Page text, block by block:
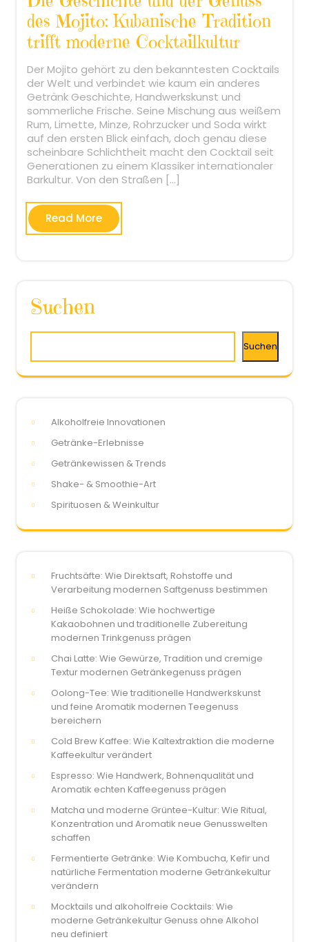
des Mojito: Kubanische Tradition
trifft moderne Cocktailkultur
Der Mojito gehört zu den bekanntesten Cocktails
der Welt und verbindet wie kaum ein anderes
Getränk Geschichte, Handwerkskunst und
sommerliche Frische. Seine Mischung aus weißem
Rum, Limette, Minze, Rohrzucker und Soda wirkt
auf den ersten Blick einfach, doch genau diese
scheinbare Schlichtheit macht den Cocktail seit
Generationen zu einem Klassiker internationaler
Barkultur. Von den Straßen […]
Read More
Suchen
Suchen
Alkoholfreie Innovationen
Getränke-Erlebnisse
Getränkewissen & Trends
Shake- & Smoothie-Art
Spirituosen & Weinkultur
Fruchtsäfte: Wie Direktsaft, Rohstoffe und
Verarbeitung modernen Saftgenuss bestimmen
Heiße Schokolade: Wie hochwertige
Kakaobohnen und traditionelle Zubereitung
modernen Trinkgenuss prägen
Chai Latte: Wie Gewürze, Tradition und cremige
Textur modernen Getränkegenuss prägen
Oolong-Tee: Wie traditionelle Handwerkskunst
und feine Aromatik modernen Teegenuss
bereichern
Cold Brew Kaffee: Wie Kaltextraktion die moderne
Kaffeekultur verändert
Espresso: Wie Handwerk, Bohnenqualität und
Aromatik echten Kaffeegenuss prägen
Matcha und moderne Grüntee-Kultur: Wie Ritual,
Konzentration und Aromatik neue Genusswelten
schaffen
Fermentierte Getränke: Wie Kombucha, Kefir und
natürliche Fermentation moderne Getränkekultur
verändern
Mocktails und alkoholfreie Cocktails: Wie
moderne Getränkekultur Genuss ohne Alkohol
neu definiert